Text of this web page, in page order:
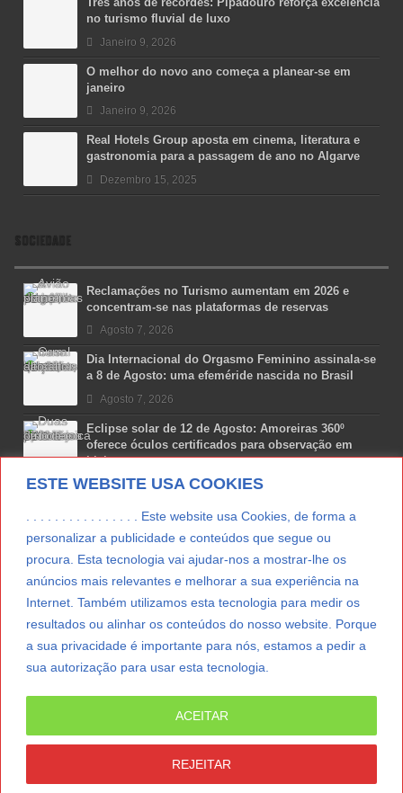
ESTE WEBSITE USA COOKIES
. . . . . . . . . . . . . . . . Este website usa Cookies, de forma a
personalizar a publicidade e conteúdos que segue ou
procura. Esta tecnologia vai ajudar-nos a mostrar-lhe os
anúncios mais relevantes e melhorar a sua experiência na
Internet. Também utilizamos esta tecnologia para medir os
resultados ou alinhar os conteúdos do nosso website. Porque
a sua privacidade é importante para nós, estamos a pedir a
sua autorização para usar esta tecnologia.
REJEITAR
ACEITAR
no turismo fluvial de luxo
Janeiro 9, 2026
O melhor do novo ano começa a planear-se em
janeiro
Janeiro 9, 2026
Real Hotels Group aposta em cinema, literatura e
gastronomia para a passagem de ano no Algarve
Dezembro 15, 2025
SOCIEDADE
Reclamações no Turismo aumentam em 2026 e
concentram-se nas plataformas de reservas
Agosto 7, 2026
Dia Internacional do Orgasmo Feminino assinala-se
a 8 de Agosto: uma efeméride nascida no Brasil
Agosto 7, 2026
Eclipse solar de 12 de Agosto: Amoreiras 360º
oferece óculos certificados para observação em
Lisboa
Agosto 7, 2026
Lua Afonso vence prémio internacional de liderança
Agosto 7, 2026
Preparar o carro para as férias de Verão
Agosto 5, 2026
SUBSCREVER NEWSLETTER
SpringParty|Suporte Técnico|